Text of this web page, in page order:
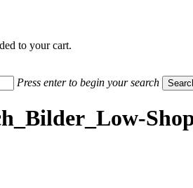
to your cart.
Press enter to begin your search